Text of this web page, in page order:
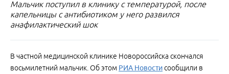
Мальчик поступил в клинику с температурой, после
капельницы с антибиотиком у него развился
анафилактический шок
В частной медицинской клинике Новороссийска скончался
восьмилетний мальчик. Об этом РИА Новостисообщили в